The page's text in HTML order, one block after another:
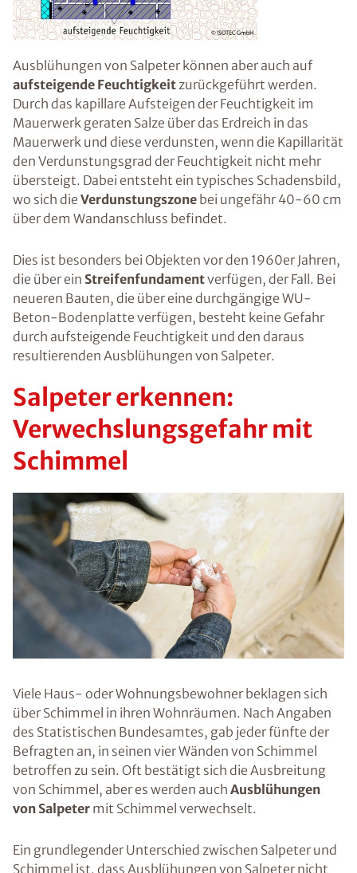
Ausblühungen von Salpeter können aber auch auf
aufsteigende Feuchtigkeitzurückgeführt werden.
Durch das kapillare Aufsteigen der Feuchtigkeit im
Mauerwerk geraten Salze über das Erdreich in das
Mauerwerk und diese verdunsten, wenn die Kapillarität
den Verdunstungsgrad der Feuchtigkeit nicht mehr
übersteigt. Dabei entsteht ein typisches Schadensbild,
wo sich die Verdunstungszone bei ungefähr 40-60 cm
über dem Wandanschluss befindet.
Dies ist besonders bei Objekten vor den 1960er Jahren,
die über ein Streifenfundamentverfügen, der Fall. Bei
neueren Bauten, die über eine durchgängige WU-
Beton-Bodenplatte verfügen, besteht keine Gefahr
durch aufsteigende Feuchtigkeit und den daraus
resultierenden Ausblühungen von Salpeter.
Salpeter erkennen:
Verwechslungsgefahr mit
Schimmel
Viele Haus- oder Wohnungsbewohner beklagen sich
über Schimmel in ihren Wohnräumen. Nach Angaben
des Statistischen Bundesamtes, gab jeder fünfte der
Befragten an, in seinen vier Wänden von Schimmel
betroffen zu sein. Oft bestätigt sich die Ausbreitung
von Schimmel, aber es werden auch Ausblühungen
von Salpeter mit Schimmel verwechselt.
Ein grundlegender Unterschied zwischen Salpeter und
Schimmel ist, dass Ausblühungen von Salpeter nicht
Ratgebers ist die Anmeldung zu unserem Newsletter.